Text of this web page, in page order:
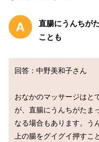
直腸にうんちが
ことも
回答：中野美和子さん
おなかのマッサージはと
が、直腸にうんちがたま
なる場合もあります。う
上の腸をグイグイ押すこ